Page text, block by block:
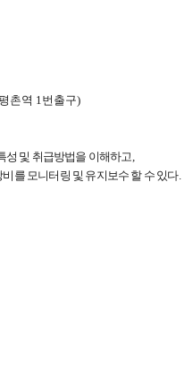
촌역 1번출구)
성 및 취급방법을 이해하고,
를 모니터링 및 유지보수 할 수 있다.